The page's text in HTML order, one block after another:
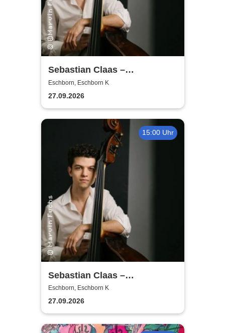
Sebastian Claas –
Conversation in Music | OJC-
Masterclass (Bass)
Eschborn, Eschborn K
27.09.2026
15:00 Uhr
Sebastian Claas –
Conversation in Music
Eschborn, Eschborn K
27.09.2026